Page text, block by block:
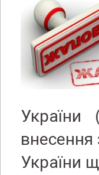
внесення
України